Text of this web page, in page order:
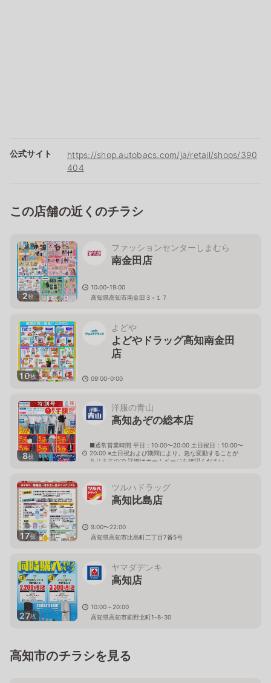
公式サイト
https://shop.autobacs.com/ja/retail/shops/390
404
この店舗の近くのチラシ
2枚
ファッションセンターしまむら
南金田店
10:00-19:00
高知県高知市南金田３−１７
10枚
よどや
よどやドラッグ高知南金田
店
09:00-0:00
8枚
洋服の青山
高知あぞの総本店
■通常営業時間 平日：10:00〜20:00 土日祝日：10:00〜
20:00 ※土日祝および期間により、急な変動することが
ありますので 詳細はホームページを確認ください
17枚
ツルハドラッグ
高知比島店
9:00〜22:00
高知県高知市比島町二丁目7番5号
27枚
ヤマダデンキ
高知店
10:00～20:00
高知県高知市薊野北町1-8-30
高知市のチラシを見る